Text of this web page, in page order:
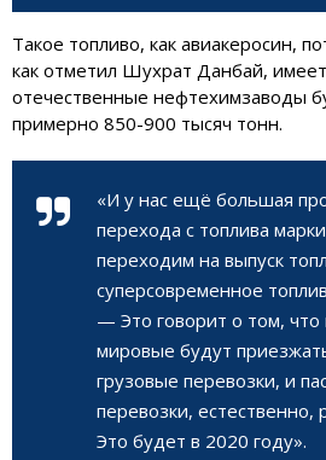
Такое топливо, как авиакеросин,
как отметил Шухрат Данбай,
отечественные нефтехимзаводы
примерно 850-900 тысяч тонн.
«И у нас ещё большая
перехода с топлива
переходим на выпуск
суперсовременное
— Это говорит о том, что
мировые будут
грузовые перевозки, и
перевозки, естественно,
Это будет в 2020 году».